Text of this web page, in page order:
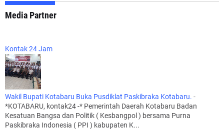
Media Partner
Kontak 24 Jam
Wakil Bupati Kotabaru Buka Pusdiklat Paskibraka Kotabaru. -
*KOTABARU, kontak24 -* Pemerintah Daerah Kotabaru Badan
Kesatuan Bangsa dan Politik ( Kesbangpol ) bersama Purna
Paskibraka Indonesia ( PPI ) kabupaten K...